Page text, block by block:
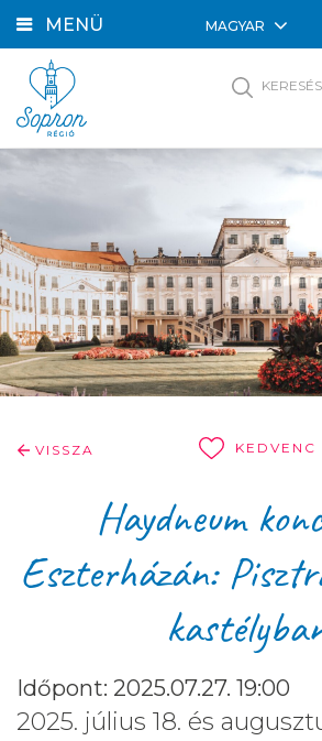
MENÜ MAGYAR
KERESÉS
VISSZA KEDVENC
Haydneum
Eszterházán:
Időpont: 2025.07.27. 19:00
2025. július 18. és